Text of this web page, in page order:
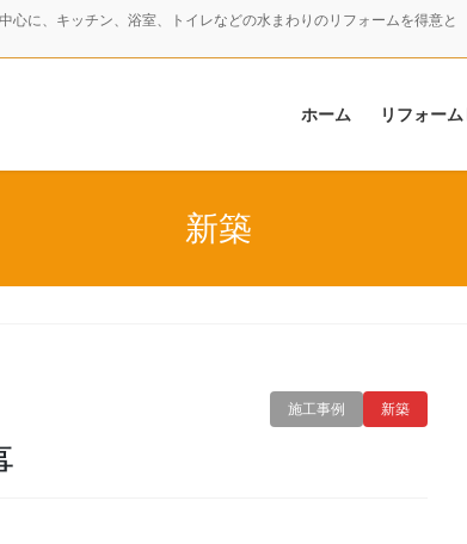
に、キッチン、浴室、トイレなどの水まわりのリフォームを得意と
ホーム リフォー
新築
新築
施工事例